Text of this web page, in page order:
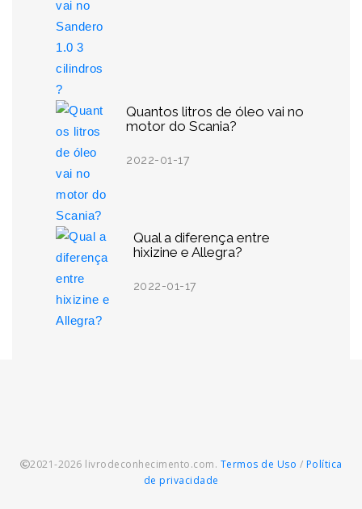
Quantos litros de óleo vai no
motor do Scania?
2022-01-17
Qual a diferença entre
hixizine e Allegra?
2022-01-17
2021-2026 livrodeconhecimento.com. Termos de Uso / Política
de privacidade